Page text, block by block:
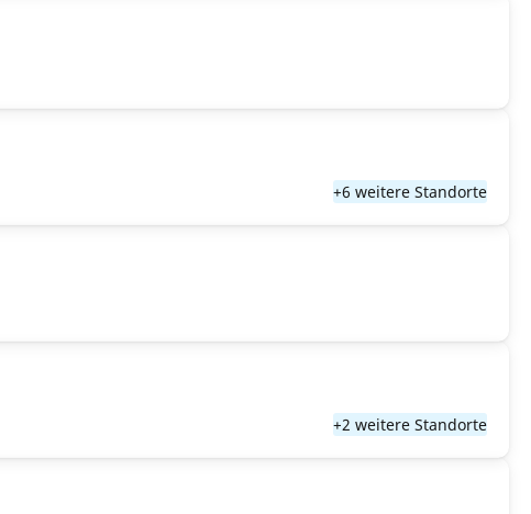
+6 weitere Standorte
+2 weitere Standorte